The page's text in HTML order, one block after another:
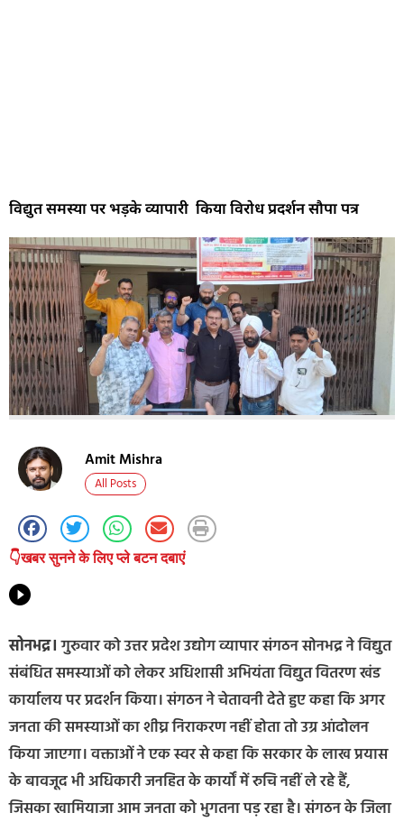
विद्युत समस्या पर भड़के व्यापारी किया विरोध प्रदर्शन सौपा पत्र
Amit Mishra
All Posts
👇खबर सुनने के लिए प्ले बटन दबाएं
सोनभद्र।गुरुवार को उत्तर प्रदेश उद्योग व्यापार संगठन सोनभद्र ने विद्युत
संबंधित समस्याओं को लेकर अधिशासी अभियंता विद्युत वितरण खंड
कार्यालय पर प्रदर्शन किया। संगठन ने चेतावनी देते हुए कहा कि अगर
जनता की समस्याओं का शीघ्र निराकरण नहीं होता तो उग्र आंदोलन
किया जाएगा। वक्ताओं ने एक स्वर से कहा कि सरकार के लाख प्रयास
के बावजूद भी अधिकारी जनहित के कार्यों में रुचि नहीं ले रहे हैं,
जिसका खामियाजा आम जनता को भुगतना पड़ रहा है। संगठन के जिला